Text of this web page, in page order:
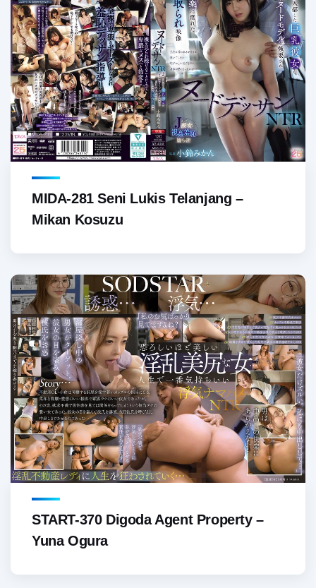
MIDA-281 Seni Lukis Telanjang –
Mikan Kosuzu
START-370 Digoda Agent Property –
Yuna Ogura